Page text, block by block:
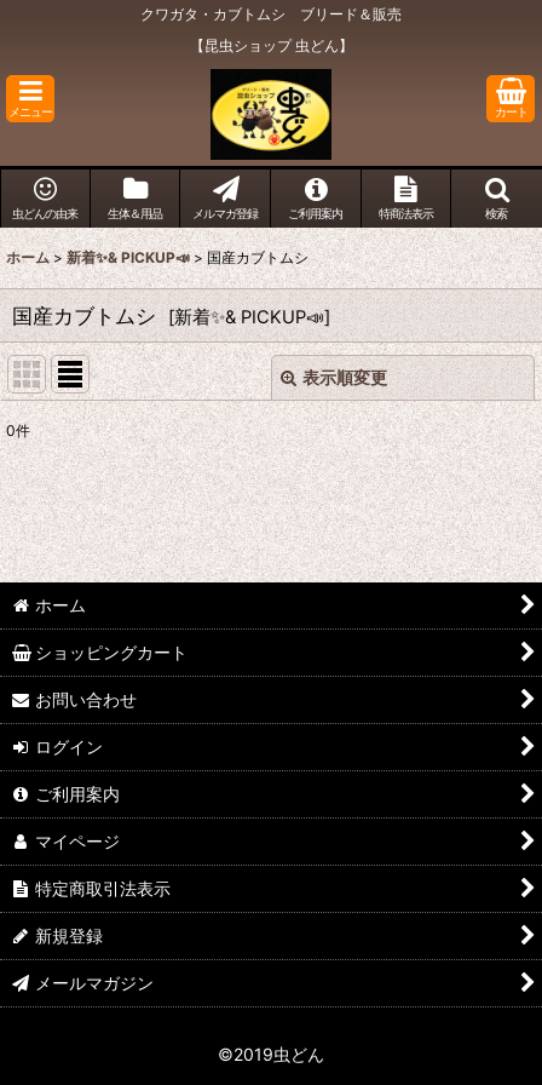
クワガタ・カブトムシ ブリード＆販売
【昆虫ショップ 虫どん】
メニュー カート
虫どんの由来 生体＆用品 メルマガ登録 ご利用案内 特商法表示 検索
ホーム > 新着✨& PICKUP📣 > 国産カブトムシ
国産カブトムシ [新着✨& PICKUP📣]
表示順変更
表示数:
在庫あり
並び順:
閉じる
0件
ホーム
ショッピングカート
お問い合わせ
ログイン
ご利用案内
マイページ
特定商取引法表示
新規登録
メールマガジン
©2019虫どん